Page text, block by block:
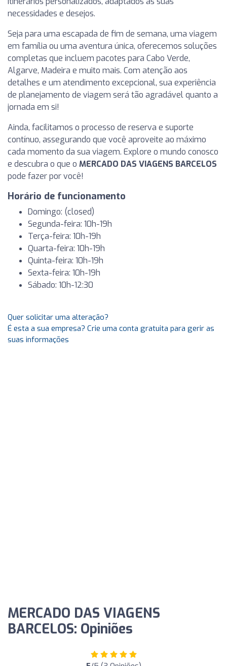
necessidades e desejos.
Seja para uma escapada de fim de semana, uma viagem
em família ou uma aventura única, oferecemos soluções
completas que incluem pacotes para Cabo Verde,
Algarve, Madeira e muito mais. Com atenção aos
detalhes e um atendimento excepcional, sua experiência
de planejamento de viagem será tão agradável quanto a
jornada em si!
Ainda, facilitamos o processo de reserva e suporte
contínuo, assegurando que você aproveite ao máximo
cada momento da sua viagem. Explore o mundo conosco
e descubra o que o MERCADO DAS VIAGENS BARCELOS
pode fazer por você!
Horário de funcionamento
Domingo: (closed)
Segunda-feira: 10h-19h
Terça-feira: 10h-19h
Quarta-feira: 10h-19h
Quinta-feira: 10h-19h
Sexta-feira: 10h-19h
Sábado: 10h-12:30
Quer solicitar uma alteração?
É esta a sua empresa? Crie uma conta gratuita para gerir as
suas informações
MERCADO DAS VIAGENS
BARCELOS: Opiniões